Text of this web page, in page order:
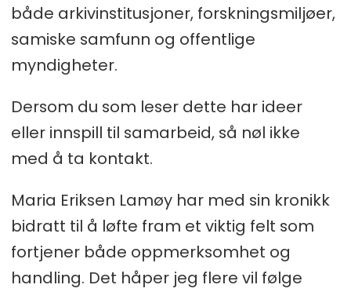
både arkivinstitusjoner, forskningsmiljøer,
samiske samfunn og offentlige
myndigheter.
Dersom du som leser dette har ideer
eller innspill til samarbeid, så nøl ikke
med å ta kontakt.
Maria Eriksen Lamøy har med sin kronikk
bidratt til å løfte fram et viktig felt som
fortjener både oppmerksomhet og
handling. Det håper jeg flere vil følge